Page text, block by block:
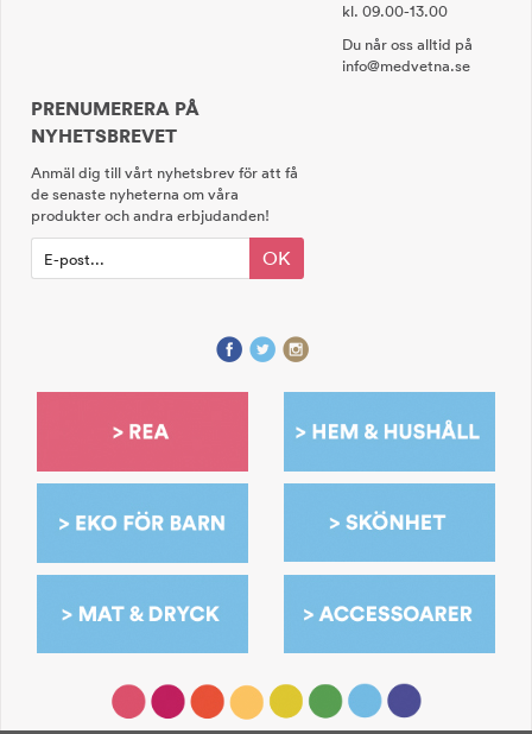
kl. 09.00-13.00
Du når oss alltid på
info@medvetna.se
PRENUMERERA PÅ
NYHETSBREVET
Anmäl dig till vårt nyhetsbrev för att få
de senaste nyheterna om våra
produkter och andra erbjudanden!
OK